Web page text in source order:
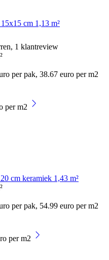
cm 1,13 m²
1 klantreview
per pak, 38.67 euro per m2
per m2
cm keramiek 1,43 m²
per pak, 54.99 euro per m2
per m2